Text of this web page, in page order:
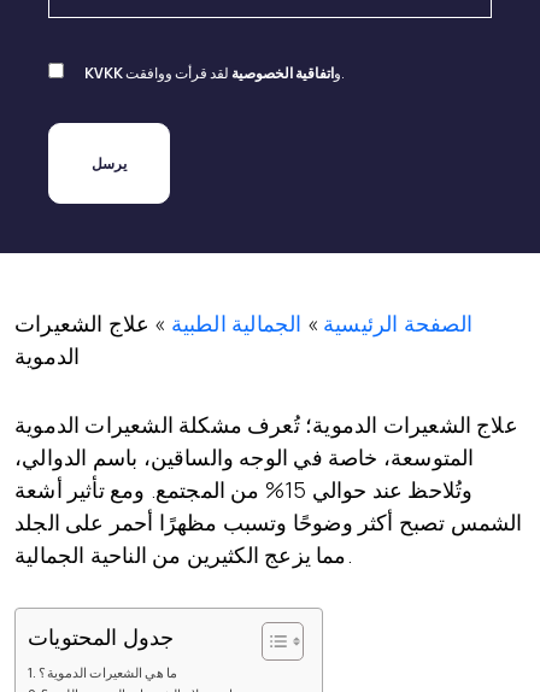
KVKK واتفاقية الخصوصية لقد قرأت ووافقت.
الصفحة الرئيسية » الجمالية الطبية » علاج الشعيرات
الدموية
علاج الشعيرات الدموية؛ تُعرف مشكلة الشعيرات الدموية
المتوسعة، خاصة في الوجه والساقين، باسم الدوالي،
وتُلاحظ عند حوالي 15% من المجتمع. ومع تأثير أشعة
الشمس تصبح أكثر وضوحًا وتسبب مظهرًا أحمر على الجلد
جدول المحتويات
ما هي الشعيرات الدموية؟